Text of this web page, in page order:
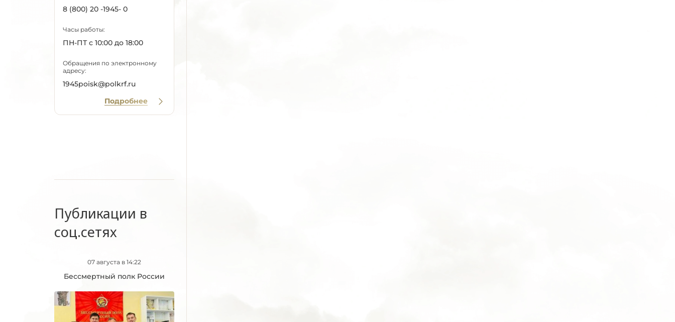
8 (800) 20 -1945- 0
Часы работы:
ПН-ПТ с 10:00 до 18:00
Обращения по электронному
адресу:
1945poisk@polkrf.ru
Подробнее
Публикации в
соц.сетях
07 августа в 14:22
Бессмертный полк России